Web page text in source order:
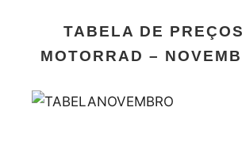
TABELA DE
MOTORRAD –